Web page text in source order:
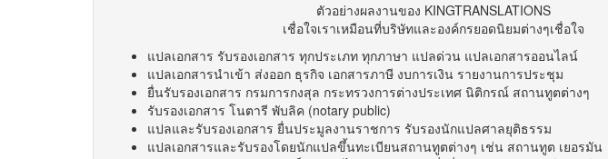
ตัวอย่างผลงานของ KINGTRANSLATIONS
เชื่อใจเราเหมือนที่บริษัทและองค์กรยอดนิยมต่างๆเชื่อใจ
แปลเอกสาร รับรองเอกสาร ทุกประเภท ทุกภาษา แปลด่วน แปลเอกสารออนไลน์
แปลเอกสารนำเข้า ส่งออก ธุรกิจ เอกสารภาษี งบการเงิน รายงานการประชุม
ยื่นรับรองเอกสาร กรมการกงสุล กระทรวงการต่างประเทศ นิติกรณ์ สถานทูตต่างๆ
รับรองเอกสาร โนตารี พับลิค (notary public)
แปลและรับรองเอกสาร ยื่นประมูลงานราชการ รับรองนักแปลศาลยุติธรรม
แปลเอกสารและรับรองโดยนักแปลขึ้นทะเบียนสถานทูตต่างๆ เช่น สถานทูต เยอรมัน